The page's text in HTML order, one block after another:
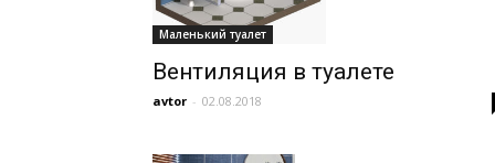
Маленький туалет
Вентиляция в туалете
avtor - 02.08.2018